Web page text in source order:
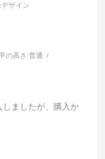
:デザイン
の高さ:普通
ましたが、購入か
良いです！